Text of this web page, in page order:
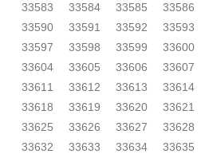
33583
33584 33585 33586
33590
33591 33592 33593
33597
33598 33599 33600
33604
33605 33606 33607
33611
33612 33613 33614
33618
33619 33620 33621
33625
33626 33627 33628
33632
33633 33634 33635